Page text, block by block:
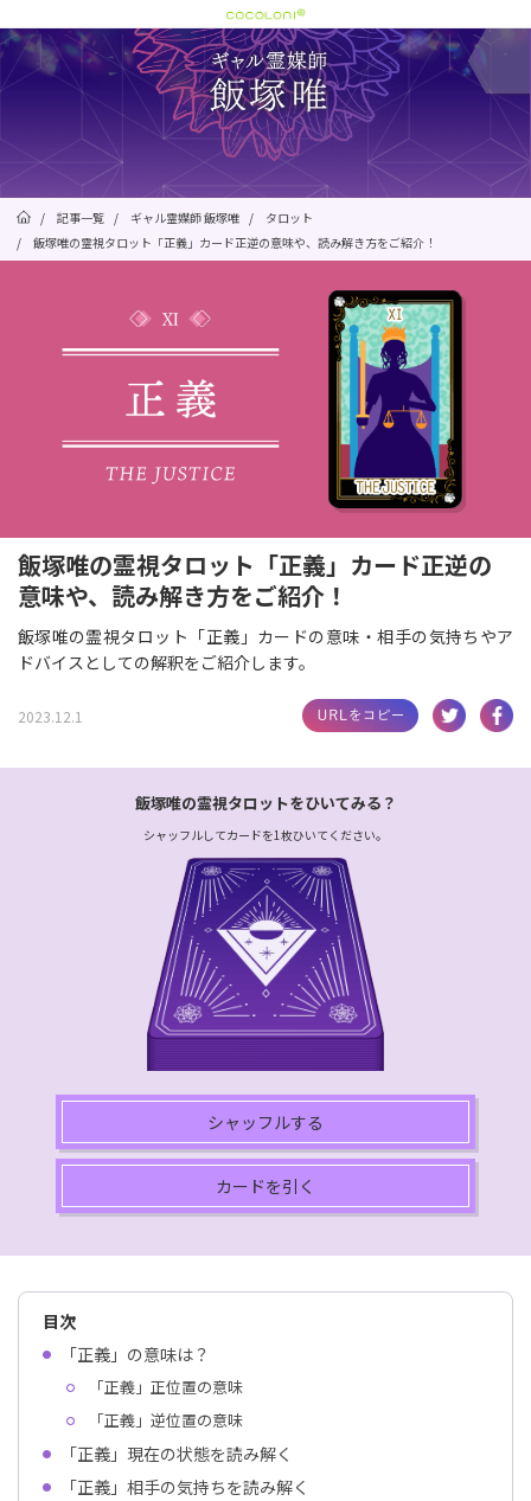
/ 記事一覧 / ギャル霊媒師 飯塚唯 /
タロット
/
飯塚唯の霊視タロット「正義」カード正逆の意味や、読み解き方をご紹介！
飯塚唯の霊視タロット「正義」カード正逆の
意味や、読み解き方をご紹介！
飯塚唯の霊視タロット「正義」カードの意味・相手の気持ちやア
ドバイスとしての解釈をご紹介します。
2023.12.1
飯塚唯の霊視タロットをひいてみる？
シャッフルしてカードを1枚ひいてください。
シャッフルする
カードを引く
目次
「正義」の意味は？
「正義」正位置の意味
「正義」逆位置の意味
「正義」現在の状態を読み解く
「正義」相手の気持ちを読み解く